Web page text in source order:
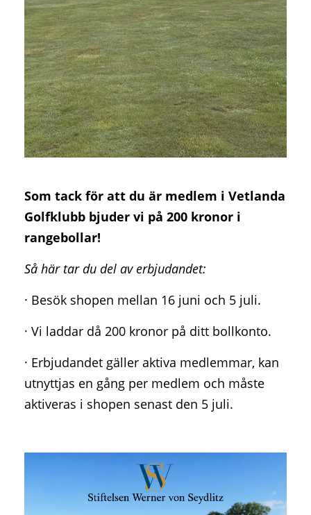
Som tack för att du är medlem i Vetlanda
Golfklubb bjuder vi på 200 kronor i
rangebollar!
Så här tar du del av erbjudandet:
· Besök shopen mellan 16 juni och 5 juli.
· Vi laddar då 200 kronor på ditt bollkonto.
· Erbjudandet gäller aktiva medlemmar, kan
utnyttjas en gång per medlem och måste
aktiveras i shopen senast den 5 juli.